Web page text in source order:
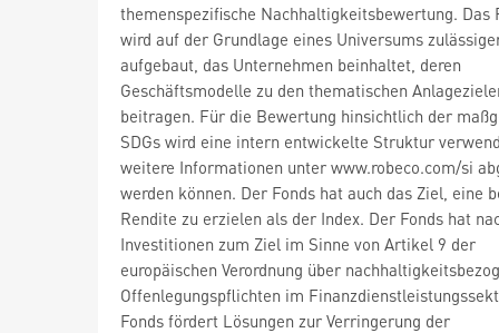
themenspezifische Nachhaltigkeitsbewertung. Das
wird auf der Grundlage eines Universums
aufgebaut, das Unternehmen beinhaltet, deren
Geschäftsmodelle zu den thematischen
beitragen. Für die Bewertung hinsichtlich der
SDGs wird eine intern entwickelte Struktur
weitere Informationen unter www.robeco.com/si
werden können. Der Fonds hat auch das Ziel, eine
Rendite zu erzielen als der Index. Der Fonds hat
Investitionen zum Ziel im Sinne von Artikel 9 der
europäischen Verordnung über
Offenlegungspflichten im
Fonds fördert Lösungen zur Verringerung der